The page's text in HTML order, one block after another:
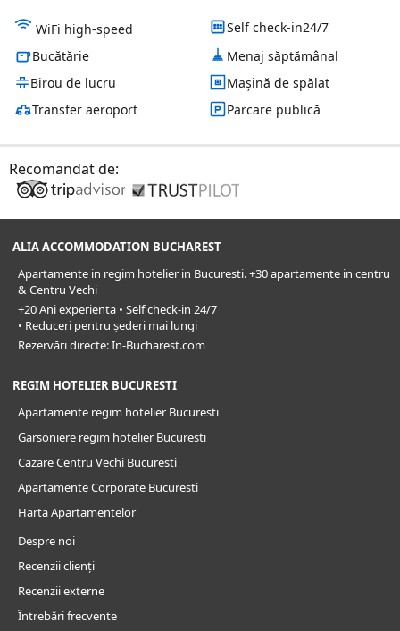
WiFi high-speed
Self check-in24/7
Bucătărie
Menaj săptămânal
Birou de lucru
Mașină de spălat
Transfer aeroport
Parcare publică
Recomandat de:
ALIA ACCOMMODATION BUCHAREST
Apartamente in regim hotelier in Bucuresti. +30 apartamente in centru
& Centru Vechi
+20 Ani experienta • Self check-in 24/7
• Reduceri pentru șederi mai lungi
Rezervări directe: In-Bucharest.com
REGIM HOTELIER BUCURESTI
Apartamente regim hotelier Bucuresti
Garsoniere regim hotelier Bucuresti
Cazare Centru Vechi Bucuresti
Apartamente Corporate Bucuresti
Harta Apartamentelor
Despre noi
Recenzii clienți
Recenzii externe
Întrebări frecvente